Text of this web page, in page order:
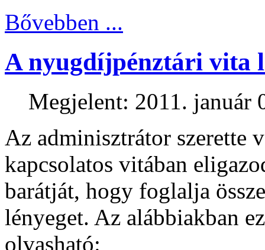
Bővebben ...
A nyugdíjpénztári vita
Megjelent: 2011. január
Az adminisztrátor szerette
kapcsolatos vitában
barátját, hogy foglalja
lényeget. Az alábbiakban
olvasható: